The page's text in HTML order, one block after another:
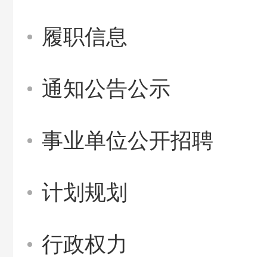
履职信息
通知公告公示
事业单位公开招聘
计划规划
行政权力